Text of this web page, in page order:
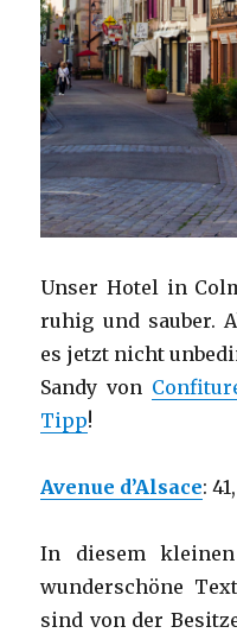
Unser Hotel in
ruhig und sauber.
es jetzt nicht
Sandy von
Tipp!
Avenue d’Alsace:
In diesem
wunderschöne
sind von der